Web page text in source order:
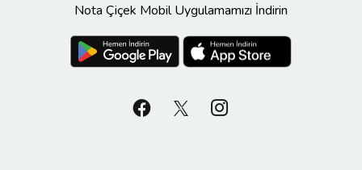
Nota Çiçek Mobil Uygulamamızı İndirin